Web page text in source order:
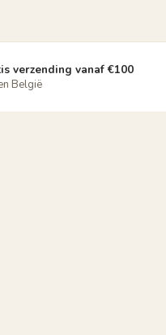
verzending vanaf €100
België